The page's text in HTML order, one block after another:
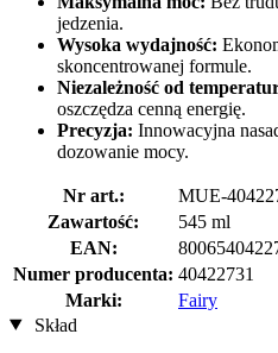
jedzenia.
Wysoka wydajność:
skoncentrowanej formule.
Niezależność od
oszczędza cenną energię.
Precyzja: Innowacyjna
dozowanie mocy.
Nr art.:
MUE-
Zawartość:
545 ml
EAN:
Numer producenta: 40422731
Marki:
Fairy
Skład